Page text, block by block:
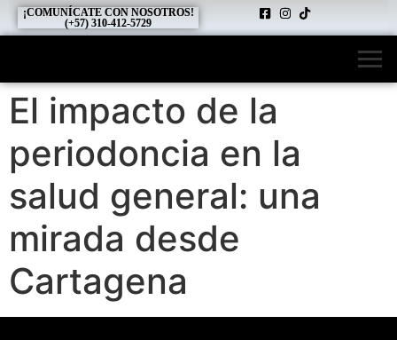
¡COMUNÍCATE CON NOSOTROS!
(+57) 310-412-5729
El impacto de la
periodoncia en la
salud general: una
mirada desde
Cartagena